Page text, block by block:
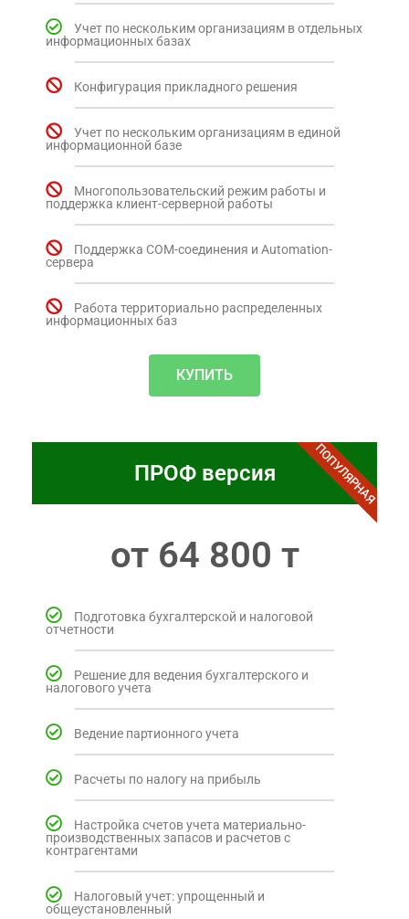
Учет по нескольким организациям в отдельных
информационных базах
Конфигурация прикладного решения
Учет по нескольким организациям в единой
информационной базе
Многопользовательский режим работы и
поддержка клиент-серверной работы
Поддержка COM-соединения и Automation-
сервера
Работа территориально распределенных
информационных баз
КУПИТЬ
ПРОФ версия
от 64 800 т
Подготовка бухгалтерской и налоговой
отчетности
Решение для ведения бухгалтерского и
налогового учета
Ведение партионного учета
Расчеты по налогу на прибыль
Настройка счетов учета материально-
производственных запасов и расчетов с
контрагентами
Налоговый учет: упрощенный и
общеустановленный
ПОПУЛЯРНАЯ